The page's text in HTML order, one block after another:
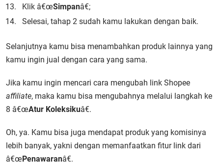
Klik â€œSimpanâ€;
Selesai, tahap 2 sudah kamu lakukan dengan baik.
Selanjutnya kamu bisa menambahkan produk lainnya yang
kamu ingin jual dengan cara yang sama.
Jika kamu ingin mencari cara mengubah link Shopee
affiliate, maka kamu bisa mengubahnya melalui langkah ke
8 â€œAtur Koleksikuâ€.
Oh, ya. Kamu bisa juga mendapat produk yang komisinya
lebih banyak, yakni dengan memanfaatkan fitur link dari
â€œPenawaranâ€.